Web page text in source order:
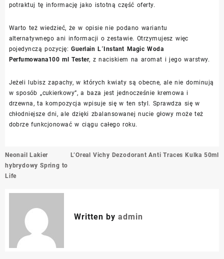
potraktuj tę informację jako istotną część oferty.
Warto też wiedzieć, że w opisie nie podano wariantu
alternatywnego ani informacji o zestawie. Otrzymujesz więc
pojedynczą pozycję:Guerlain L´Instant Magic Woda
Perfumowana100 ml Tester, z naciskiem na aromat i jego warstwy.
Jeżeli lubisz zapachy, w których kwiaty są obecne, ale nie dominują
w sposób „cukierkowy”, a baza jest jednocześnie kremowa i
drzewna, ta kompozycja wpisuje się w ten styl. Sprawdza się w
chłodniejsze dni, ale dzięki zbalansowanej nucie głowy może też
dobrze funkcjonować w ciągu całego roku.
Nawigacja
wpisu
Neonail Lakier
hybrydowy Spring to
Life
L’Oreal Vichy Dezodorant Anti Traces Kulka 50ml
Written by admin